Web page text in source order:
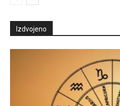
Izdvojeno